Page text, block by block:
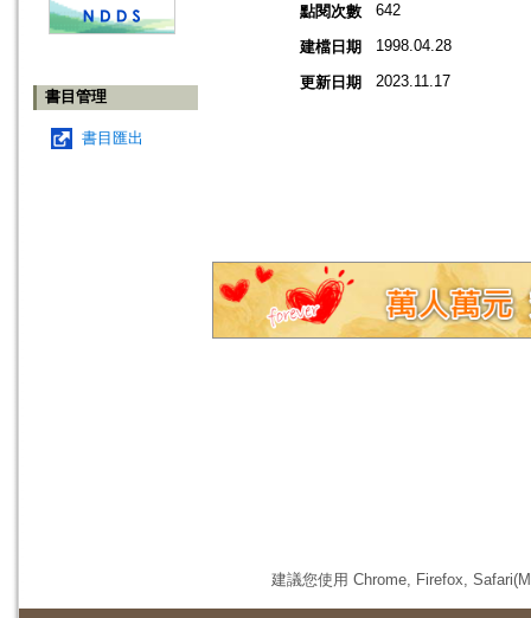
書目管理
書目匯出
點閱次數
642
建檔日期 1998.04.28
更新日期 2023.11.17
建議您使用 Chrome, Firefox,